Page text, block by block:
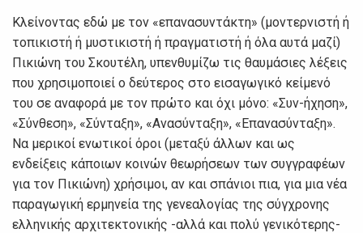
Κλείνοντας εδώ με τον «επανασυντάκτη» (μοντερνιστή ή
τοπικιστή ή μυστικιστή ή πραγματιστή ή όλα αυτά μαζί)
Πικιώνη του Σκουτέλη, υπενθυμίζω τις θαυμάσιες λέξεις
που χρησιμοποιεί ο δεύτερος στο εισαγωγικό κείμενό
του σε αναφορά με τον πρώτο και όχι μόνο: «Συν-ήχηση»,
«Σύνθεση», «Σύνταξη», «Ανασύνταξη», «Επανασύνταξη».
Να μερικοί ενωτικοί όροι (μεταξύ άλλων και ως
ενδείξεις κάποιων κοινών θεωρήσεων των συγγραφέων
για τον Πικιώνη) χρήσιμοι, αν και σπάνιοι πια, για μια νέα
παραγωγική ερμηνεία της γενεαλογίας της σύγχρονης
ελληνικής αρχιτεκτονικής -αλλά και πολύ γενικότερης-